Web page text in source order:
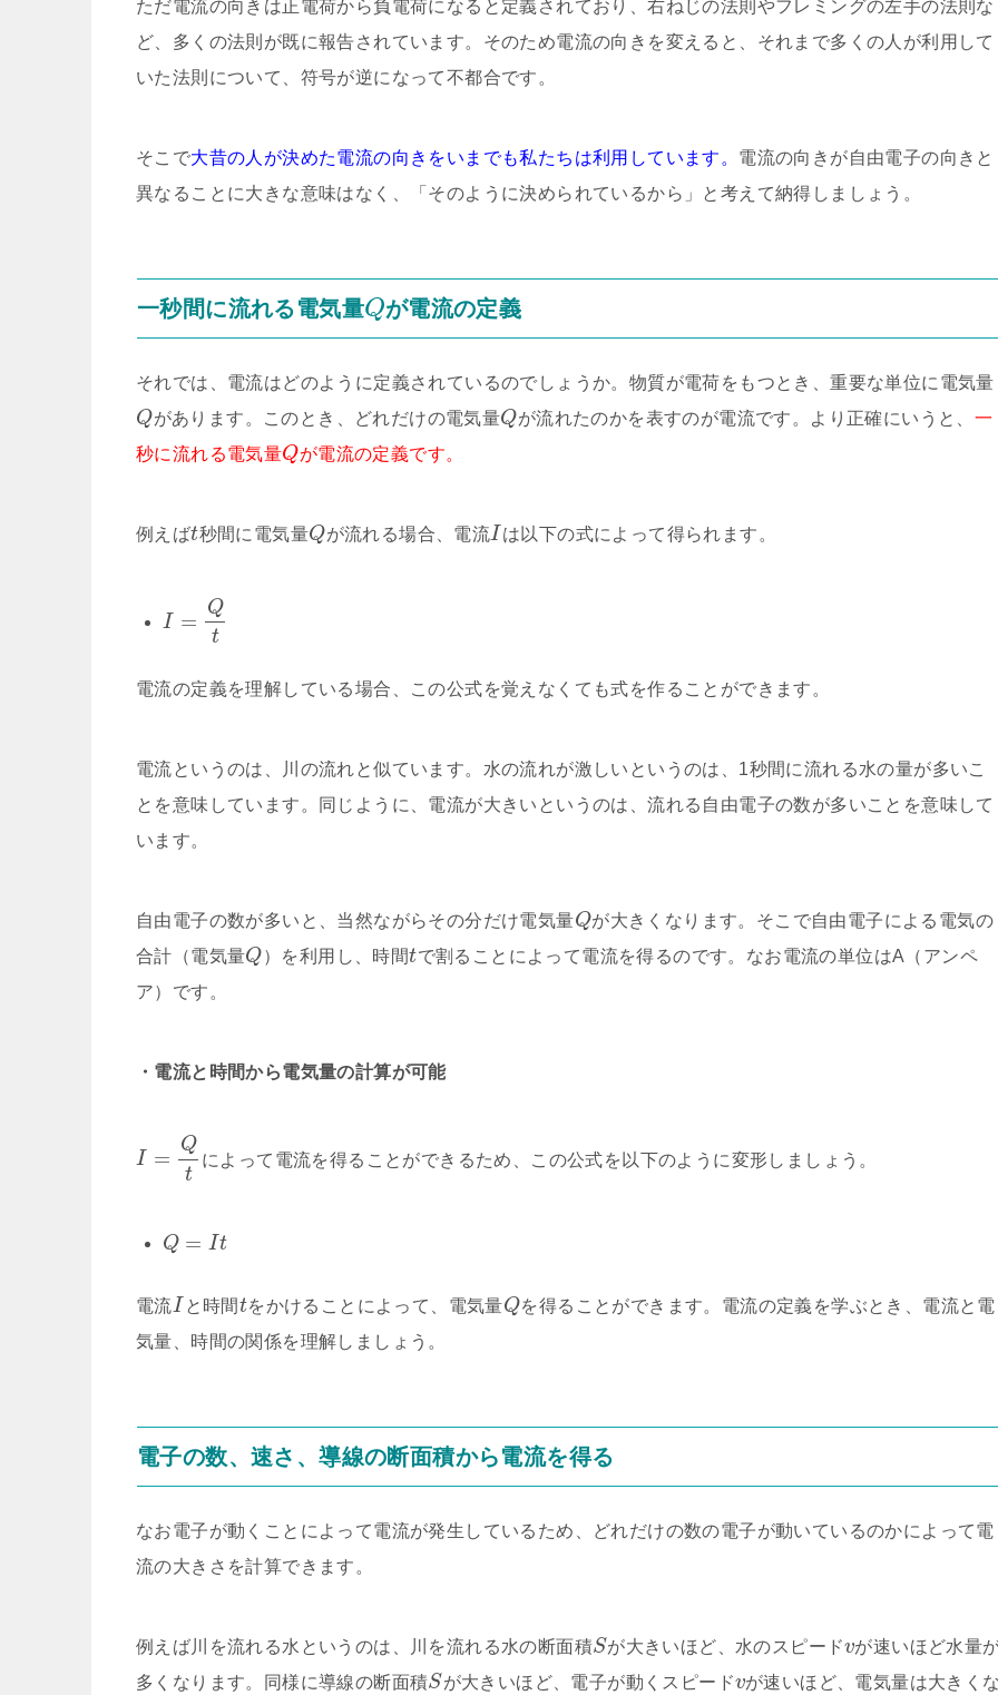
ただ電流の向きは正電荷から負電荷になると定義されており、右ねじの法則やフレミングの左手の法則な
ど、多くの法則が既に報告されています。そのため電流の向きを変えると、それまで多くの人が利用して
いた法則について、符号が逆になって不都合です。
そこで大昔の人が決めた電流の向きをいまでも私たちは利用しています。 電流の向きが自由電子の向きと
異なることに大きな意味はなく、「そのように決められているから」と考えて納得しましょう。
一秒間に流れる電気量Qが電流の定義
それでは、電流はどのように定義されているのでしょうか。物質が電荷をもつとき、重要な単位に電気量
Qがあります。このとき、どれだけの電気量Qが流れたのかを表すのが電流です。より正確にいうと、 一
秒に流れる電気量Qが電流の定義です。
例えばt秒間に電気量Qが流れる場合、電流I は以下の式によって得られます。
I =
Q
t
電流の定義を理解している場合、この公式を覚えなくても式を作ることができます。
電流というのは、川の流れと似ています。水の流れが激しいというのは、1秒間に流れる水の量が多いこ
とを意味しています。同じように、電流が大きいというのは、流れる自由電子の数が多いことを意味して
います。
自由電子の数が多いと、当然ながらその分だけ電気量Qが大きくなります。そこで自由電子による電気の
合計（電気量Q）を利用し、時間tで割ることによって電流を得るのです。なお電流の単位はA（アンペ
ア）です。
・電流と時間から電気量の計算が可能
I =
Q
t
によって電流を得ることができるため、この公式を以下のように変形しましょう。
Q = It
電流I と時間tをかけることによって、電気量Qを得ることができます。電流の定義を学ぶとき、電流と電
気量、時間の関係を理解しましょう。
電子の数、速さ、導線の断面積から電流を得る
なお電子が動くことによって電流が発生しているため、どれだけの数の電子が動いているのかによって電
流の大きさを計算できます。
例えば川を流れる水というのは、川を流れる水の断面積Sが大きいほど、水のスピードvが速いほど水量
多くなります。同様に導線の断面積Sが大きいほど、電子が動くスピードvが速いほど、電気量は大きく